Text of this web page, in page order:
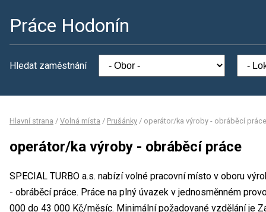
Práce Hodonín
Hledat zaměstnání
Hlavní strana / Volná místa / Prušánky / operátor/ka výroby - obráběcí práce
operátor/ka výroby - obráběcí práce
SPECIAL TURBO a.s. nabízí volné pracovní místo v oboru
- obráběcí práce. Práce na plný úvazek v jednosměnném
000 do 43 000 Kč/měsíc. Minimální požadované vzdělání je